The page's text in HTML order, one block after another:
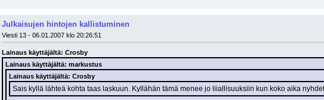
Julkaisujen hintojen kallistuminen
Viesti 13 - 06.01.2007 klo 20:26:51
Lainaus käyttäjältä: Crosby
Lainaus käyttäjältä: markustus
Lainaus käyttäjältä: Crosby
Sais kyllä lähteä kohta taas laskuun. Kyllähän tämä menee jo liiallisuuksiin kun koko aika